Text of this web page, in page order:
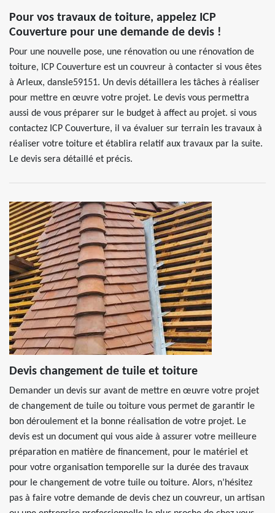
Pour vos travaux de toiture, appelez ICP
Couverture pour une demande de devis !
Pour une nouvelle pose, une rénovation ou une rénovation de
toiture, ICP Couverture est un couvreur à contacter si vous êtes
à Arleux, dansle59151. Un devis détaillera les tâches à réaliser
pour mettre en œuvre votre projet. Le devis vous permettra
aussi de vous préparer sur le budget à affect au projet. si vous
contactez ICP Couverture, il va évaluer sur terrain les travaux à
réaliser votre toiture et établira relatif aux travaux par la suite.
Le devis sera détaillé et précis.
Devis changement de tuile et toiture
Demander un devis sur avant de mettre en œuvre votre projet
de changement de tuile ou toiture vous permet de garantir le
bon déroulement et la bonne réalisation de votre projet. Le
devis est un document qui vous aide à assurer votre meilleure
préparation en matière de financement, pour le matériel et
pour votre organisation temporelle sur la durée des travaux
pour le changement de votre tuile ou toiture. Alors, n’hésitez
pas à faire votre demande de devis chez un couvreur, un artisan